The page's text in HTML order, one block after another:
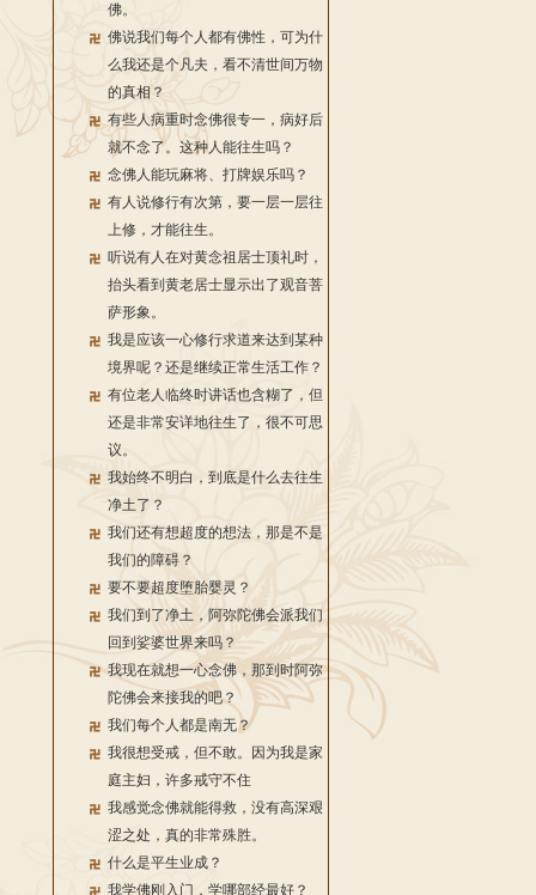
佛。
佛说我们每个人都有佛性，可为什
么我还是个凡夫，看不清世间万物
的真相？
有些人病重时念佛很专一，病好后
就不念了。这种人能往生吗？
念佛人能玩麻将、打牌娱乐吗？
有人说修行有次第，要一层一层往
上修，才能往生。
听说有人在对黄念祖居士顶礼时，
抬头看到黄老居士显示出了观音菩
萨形象。
我是应该一心修行求道来达到某种
境界呢？还是继续正常生活工作？
有位老人临终时讲话也含糊了，但
还是非常安详地往生了，很不可思
议。
我始终不明白，到底是什么去往生
净土了？
我们还有想超度的想法，那是不是
我们的障碍？
要不要超度堕胎婴灵？
我们到了净土，阿弥陀佛会派我们
回到娑婆世界来吗？
我现在就想一心念佛，那到时阿弥
陀佛会来接我的吧？
我们每个人都是南无？
我很想受戒，但不敢。因为我是家
庭主妇，许多戒守不住
我感觉念佛就能得救，没有高深艰
涩之处，真的非常殊胜。
什么是平生业成？
我学佛刚入门，学哪部经最好？